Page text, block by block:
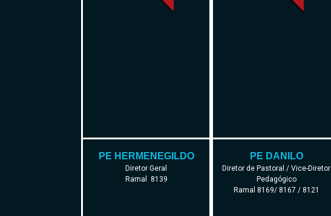
PE HERMENEGILDO
Diretor Geral
Ramal 8139
PE DANILO
Diretor de Pastoral / Vice-Diretor
Pedagógico
Ramal 8169/ 8167 / 8121